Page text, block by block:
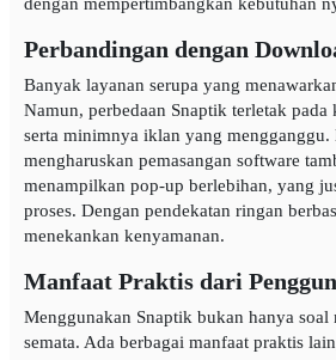
Perbandingan dengan
Banyak layanan serupa yang
Namun, perbedaan Snaptik terletak pada
serta minimnya iklan yang mengganggu.
mengharuskan pemasangan software
menampilkan pop-up berlebihan, yang
proses. Dengan pendekatan ringan
menekankan kenyamanan.
Manfaat Praktis dari
Menggunakan Snaptik bukan hanya soal
semata. Ada berbagai manfaat praktis